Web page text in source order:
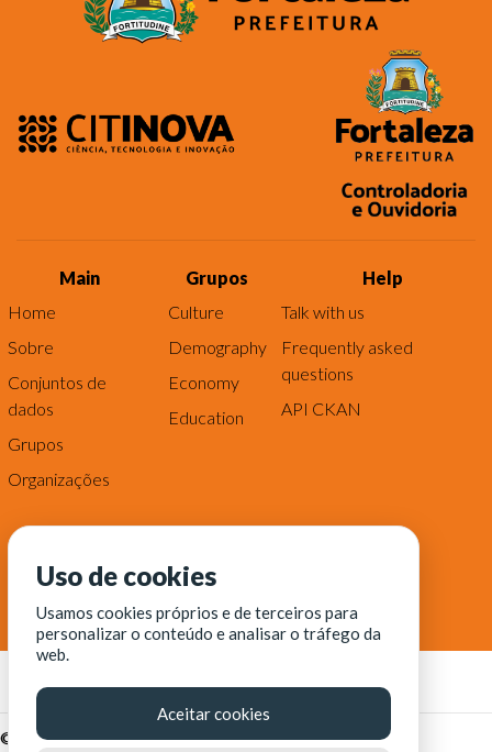
Main
Home
Sobre
Conjuntos de
dados
Grupos
Organizações
Grupos
Culture
Demography
Economy
Education
Help
Talk with us
Frequently asked
questions
API CKAN
© Fortaleza Digital || CITINOVA - Fundação de Ciência,
Uso de cookies
Usamos cookies próprios e de terceiros para
personalizar o conteúdo e analisar o tráfego da
web.
Aceitar cookies